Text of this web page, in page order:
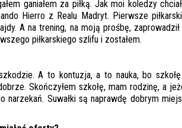
ganiałem za piłką. Jak moi koledzy
Hierro z Realu Madryt. Pierwsze
A na trening, na moją prośbę,
piłkarskiego szlifu i zostałem.
A to kontuzja, a to nauka, bo
Skończyłem szkołę, mam rodzinę, a
narzekań. Suwałki są naprawdę dobrym